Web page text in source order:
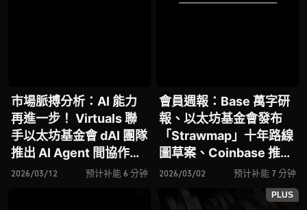
市場脈搏分析：AI 能力
再進一步！ Virtuals 聯
手以太坊基金會 dAI 團隊
推出 AI Agent 間協作與
鏈上結算標準 ERC-
2026/03/12 预计补能 6 分钟
會員週報：Base 萬字研
報、以太坊基金會發布
「Strawmap」十年路線
圖草案、Coinbase 推出
智慧體支付方案 Agentic
2026/03/02 预计补能 7 分钟
PLUS